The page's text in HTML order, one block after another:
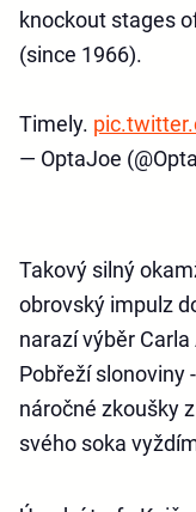
knockout stages
(since 1966).
Timely.
— OptaJoe
Takový silný
obrovský impulz
narazí výběr
Pobřeží slonoviny
náročné zkoušky
svého soka